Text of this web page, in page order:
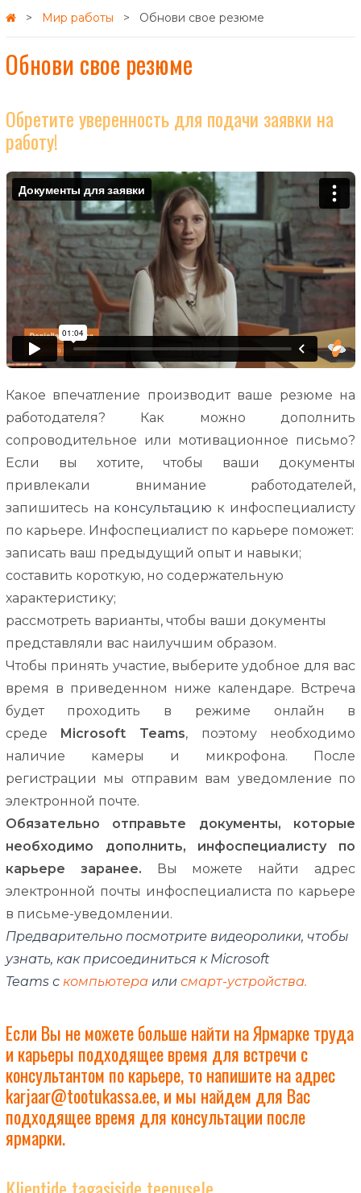
Мир работы Обнови свое резюме
Обнови свое резюме
Обретите уверенность для подачи заявки на
работу!
Какое впечатление производит ваше резюме на
работодателя? Как можно
дополнить
сопроводительное или мотивационное письмо?
Если
вы хотите, чтобы ваши
документы
привлекали
внимание работодателей,
запишитесь на консультацию к инфоспециалисту
по карьере. Инфоспециалист по карьере поможет:
записать ваш предыдущий опыти навыки;
составить короткую, но содержательную
характеристику;
рассмотреть варианты, чтобы ваши документы
представляли вас наилучшим образом.
Чтобы принять участие, выберите удобное для вас
время в приведенном ниже календаре.
Встреча
будет
проходить в режиме онлайн в
среде
Microsoft Teams, поэтому
необходимо
наличие
камеры и микрофона.
После
регистрации мы отправим вам уведомление по
электронной почте.
Обязательно
отправьте документы, которые
необходимо
дополнить, инфоспециалисту
по
карьере
заранее. Вы можете найти
адрес
электронной почты инфоспециалиста по карьере
в письме-уведомлении.
Предварительно посмотрите видеоролики, чтобы
узнать, как присоединиться к Microsoft
Teams с компьютераили смарт-устройства.
Если Вы не можете больше найти на Ярмарке труда
и карьеры подходящее время для встречи с
консультантом по карьере, то напишите на адрес
karjaar@tootukassa.ee, и мы найдем для Вас
подходящее время для консультации после
ярмарки.